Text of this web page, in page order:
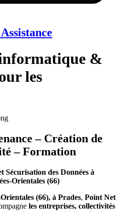
&
les
– Création de
– Formation
des Données à
Orientales (66)
(66), à Prades, Point Net
les entreprises, collectivités